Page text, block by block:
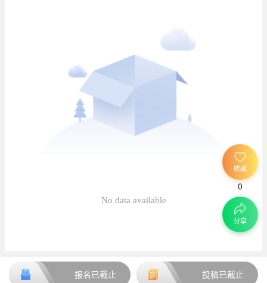
No data available
报名已截止 投稿已截止
分享
收藏
0